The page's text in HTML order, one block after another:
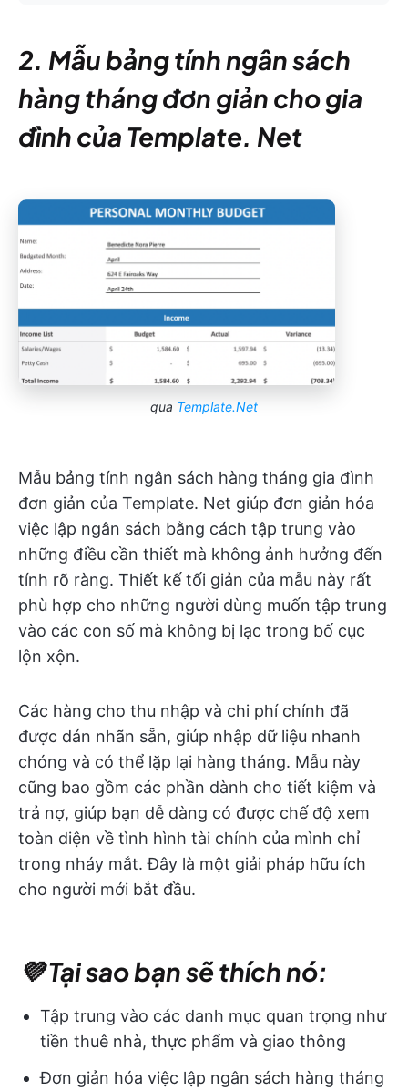
2. Mẫu bảng tính ngân sách
hàng tháng đơn giản cho gia
đình của Template. Net
qua Template.Net
Mẫu bảng tính ngân sách hàng tháng gia đình
đơn giản của Template. Net giúp đơn giản hóa
việc lập ngân sách bằng cách tập trung vào
những điều cần thiết mà không ảnh hưởng đến
tính rõ ràng. Thiết kế tối giản của mẫu này rất
phù hợp cho những người dùng muốn tập trung
vào các con số mà không bị lạc trong bố cục
lộn xộn.
Các hàng cho thu nhập và chi phí chính đã
được dán nhãn sẵn, giúp nhập dữ liệu nhanh
chóng và có thể lặp lại hàng tháng. Mẫu này
cũng bao gồm các phần dành cho tiết kiệm và
trả nợ, giúp bạn dễ dàng có được chế độ xem
toàn diện về tình hình tài chính của mình chỉ
trong nháy mắt. Đây là một giải pháp hữu ích
cho người mới bắt đầu.
💜 Tại sao bạn sẽ thích nó:
Tập trung vào các danh mục quan trọng như
tiền thuê nhà, thực phẩm và giao thông
Đơn giản hóa việc lập ngân sách hàng tháng